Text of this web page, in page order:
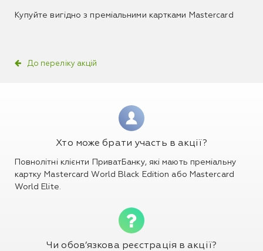
До переліку акцій
Купуйте вигідно з преміальними картками Mastercard
Хто може брати участь в акції?
Повнолітні клієнти ПриватБанку, які мають преміальну
картку Mastercard World Black Edition або Mastercard
World Elite.
Чи обов’язкова реєстрація в акції?